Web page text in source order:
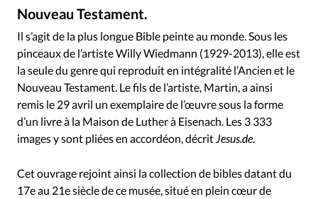
Eglises
Histoire Laicité
Mission
Monde People Politique
Religions
Société
Nouveau Testament.Twitter - Bible Wiedmann, représentation de l'arche de Noé
Il s’agit de la plus longue Bible peinte au monde. Sous les
pinceaux de l’artiste Willy Wiedmann (1929-2013), elle est
la seule du genre qui reproduit en intégralité l’Ancien et le
Nouveau Testament. Le fils de l’artiste, Martin, a ainsi
remis le 29 avril un exemplaire de l’œuvre sous la forme
d’un livre à la Maison de Luther à Eisenach. Les 3 333
images y sont pliées en accordéon, décrit Jesus.de
Cet ouvrage rejoint ainsi la collection de bibles datant du
17e au 21e siècle de ce musée, situé en plein cœur de